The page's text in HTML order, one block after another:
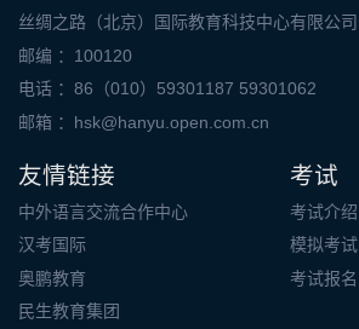
丝绸之路（北京）国际教育科技中心有限公司
邮编 ：100120
电话 ：86（010）59301187 59301062
邮箱 ： hsk@hanyu.open.com.cn
友情链接
中外语言交流合作中心
汉考国际
奥鹏教育
民生教育集团
考试
考试介绍
模拟考试
考试报名